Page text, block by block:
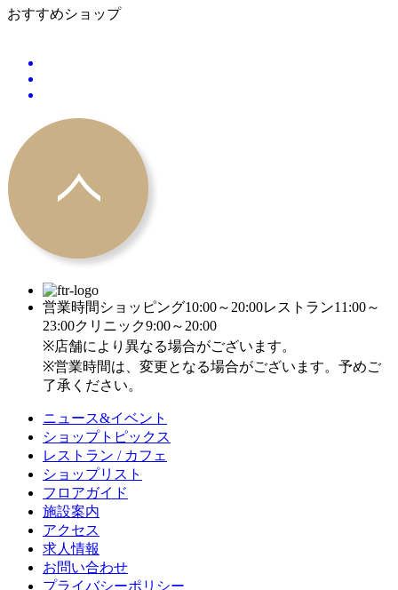
おすすめショップ
営業時間 ショッピング10:00～20:00レストラン11:00～
23:00クリニック9:00～20:00
※店舗により異なる場合がございます。
※営業時間は、変更となる場合がございます。予めご
了承ください。
ニュース&イベント
ショップトピックス
レストラン / カフェ
ショップリスト
フロアガイド
施設案内
アクセス
求人情報
お問い合わせ
プライバシーポリシー